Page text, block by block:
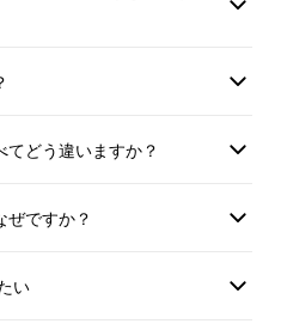
ワイパーブレードによ
劣化を防ぎ正常な状態
を簡単にかき出すだけ
どう違いますか？
ぜですか？
い